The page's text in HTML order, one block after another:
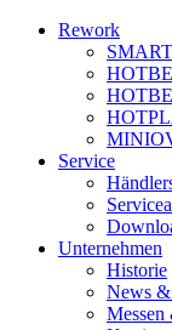
Rework
Service
Unternehmen
Historie
News &
Messen